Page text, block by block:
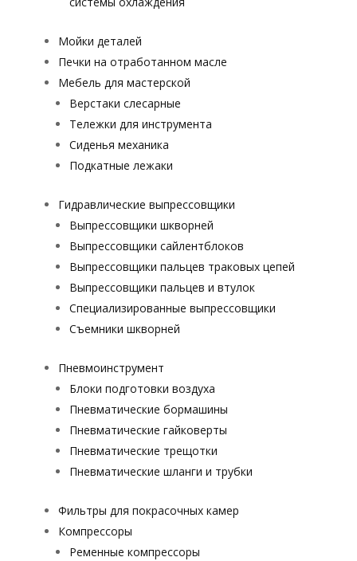
Мойки деталей
Печки на отработанном масле
Мебель для мастерской
Верстаки слесарные
Тележки для инструмента
Сиденья механика
Подкатные лежаки
Гидравлические выпрессовщики
Выпрессовщики шкворней
Выпрессовщики сайлентблоков
Выпрессовщики пальцев траковых цепей
Выпрессовщики пальцев и втулок
Специализированные выпрессовщики
Cъемники шкворней
Пневмоинструмент
Блоки подготовки воздуха
Пневматические бормашины
Пневматические гайковерты
Пневматические трещотки
Пневматические шланги и трубки
Фильтры для покрасочных камер
Компрессоры
Ременные компрессоры